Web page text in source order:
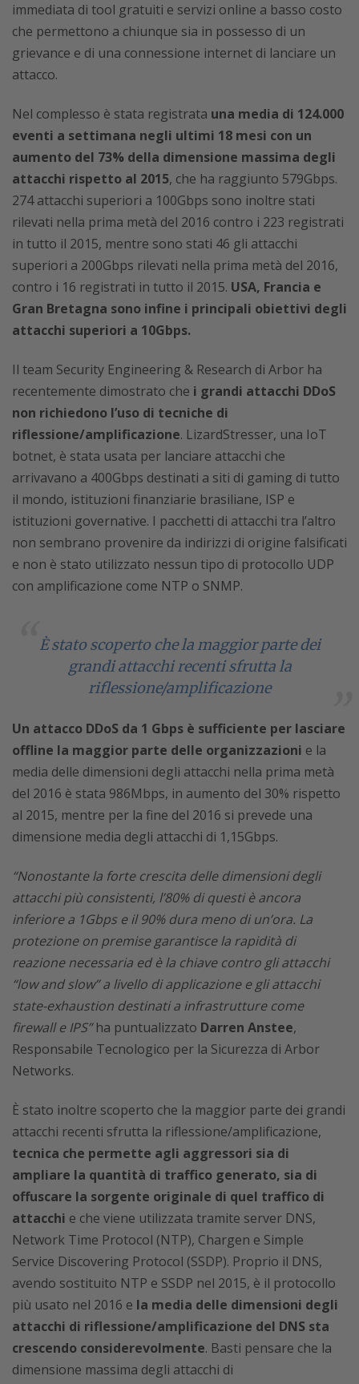
immediata di tool gratuiti e servizi online a basso costo
che permettono a chiunque sia in possesso di un
grievance e di una connessione internet di lanciare un
attacco.
Nel complesso è stata registrata una media di 124.000
eventi a settimana negli ultimi 18 mesi con un
aumento del 73% della dimensione massima degli
attacchi rispetto al 2015, che ha raggiunto 579Gbps.
274 attacchi superiori a 100Gbps sono inoltre stati
rilevati nella prima metà del 2016 contro i 223 registrati
in tutto il 2015, mentre sono stati 46 gli attacchi
superiori a 200Gbps rilevati nella prima metà del 2016,
contro i 16 registrati in tutto il 2015. USA, Francia e
Gran Bretagna sono infine i principali obiettivi degli
attacchi superiori a 10Gbps.
Il team Security Engineering & Research di Arbor ha
recentemente dimostrato che i grandi attacchi DDoS
non richiedono l’uso di tecniche di
riflessione/amplificazione. LizardStresser, una IoT
botnet, è stata usata per lanciare attacchi che
arrivavano a 400Gbps destinati a siti di gaming di tutto
il mondo, istituzioni finanziarie brasiliane, ISP e
istituzioni governative. I pacchetti di attacchi tra l’altro
non sembrano provenire da indirizzi di origine falsificati
e non è stato utilizzato nessun tipo di protocollo UDP
con amplificazione come NTP o SNMP.
È stato scoperto che la maggior parte dei
grandi attacchi recenti sfrutta la
riflessione/amplificazione
Un attacco DDoS da 1 Gbps è sufficiente per lasciare
offline la maggior parte delle organizzazioni e la
media delle dimensioni degli attacchi nella prima metà
del 2016 è stata 986Mbps, in aumento del 30% rispetto
al 2015, mentre per la fine del 2016 si prevede una
dimensione media degli attacchi di 1,15Gbps.
“Nonostante la forte crescita delle dimensioni degli
attacchi più consistenti, l’80% di questi è ancora
inferiore a 1Gbps e il 90% dura meno di un’ora. La
protezione on premise garantisce la rapidità di
reazione necessaria ed è la chiave contro gli attacchi
“low and slow” a livello di applicazione e gli attacchi
state-exhaustion destinati a infrastrutture come
firewall e IPS”ha puntualizzato Darren Anstee,
Responsabile Tecnologico per la Sicurezza di Arbor
Networks.
È stato inoltre scoperto che la maggior parte dei grandi
attacchi recenti sfrutta la riflessione/amplificazione,
tecnica che permette agli aggressori sia di
ampliare la quantità di traffico generato, sia di
offuscare la sorgente originale di quel traffico di
attacchi e che viene utilizzata tramite server DNS,
Network Time Protocol (NTP), Chargen e Simple
Service Discovering Protocol (SSDP). Proprio il DNS,
avendo sostituito NTP e SSDP nel 2015, è il protocollo
più usato nel 2016 e la media delle dimensioni degli
attacchi di riflessione/amplificazione del DNS sta
crescendo considerevolmente. Basti pensare che la
dimensione massima degli attacchi di